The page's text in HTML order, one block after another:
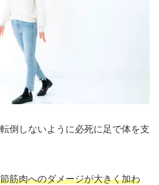
倒しないように必死に足で体を支
筋肉へのダメージが大きく加わ